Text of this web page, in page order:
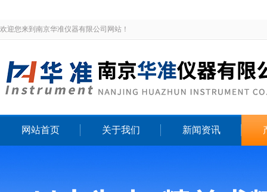
欢迎您来到南京华准仪器有限公司网站！
网站首页 关于我们 新闻资讯